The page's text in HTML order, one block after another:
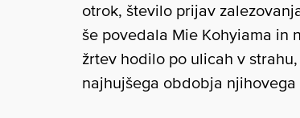
otrok, število prijav
še povedala Mie Kohyiama in
žrtev hodilo po ulicah v
najhujšega obdobja